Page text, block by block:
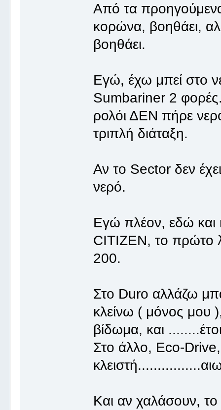
Από τα
κορώνα, βοηθάει,
βοηθάει.
Εγώ, έχω μπεί στο
Sumbariner 2 φορές.
ρολόι ΔΕΝ πήρε
τριπλή διάταξη.
Αν το Sector δεν
νερό.
Εγώ πλέον, εδώ και
CITIZEN, το πρώτο
200.
Στο Duro αλλάζω
κλείνω ( μόνος μου
βίδωμα, και
Στο άλλο, Eco-
Και αν χαλάσουν,